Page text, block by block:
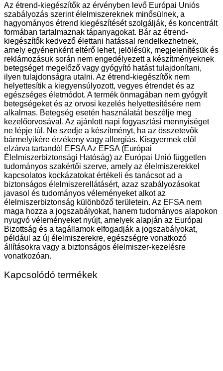
Az étrend-kiegészítők az érvényben levő Európai Uniós
szabályozás szerint élelmiszereknek minősülnek, a
hagyományos étrend kiegészítését szolgálják, és koncentrált
formában tartalmaznak tápanyagokat. Bár az étrend-
kiegészítők kedvező élettani hatással rendelkezhetnek,
amely egyénenként eltérő lehet, jelölésük, megjelenítésük és
reklámozásuk során nem engedélyezett a készítményeknek
betegséget megelőző vagy gyógyító hatást tulajdonítani,
ilyen tulajdonságra utalni. Az étrend-kiegészítők nem
helyettesítik a kiegyensúlyozott, vegyes étrendet és az
egészséges életmódot. A termék önmagában nem gyógyít
betegségeket és az orvosi kezelés helyettesítésére nem
alkalmas. Betegség esetén használatát beszélje meg
kezelőorvosával. Az ajánlott napi fogyasztási mennyiséget
ne lépje túl. Ne szedje a készítményt, ha az összetevők
bármelyikére érzékeny vagy allergiás. Kisgyermek elől
elzárva tartandó! EFSA Az EFSA (Európai
Élelmiszerbiztonsági Hatóság) az Európai Unió független
tudományos szakértői szerve, amely az élelmiszerekkel
kapcsolatos kockázatokat értékeli és tanácsot ad a
biztonságos élelmiszerellátásért, azaz szabályozásokat
javasol és tudományos véleményeket alkot az
élelmiszerbiztonság különböző területein. Az EFSA nem
maga hozza a jogszabályokat, hanem tudományos alapokon
nyugvó véleményeket nyújt, amelyek alapján az Európai
Bizottság és a tagállamok elfogadják a jogszabályokat,
például az új élelmiszerekre, egészségre vonatkozó
állításokra vagy a biztonságos élelmiszer-kezelésre
vonatkozóan.
Kapcsolódó termékek